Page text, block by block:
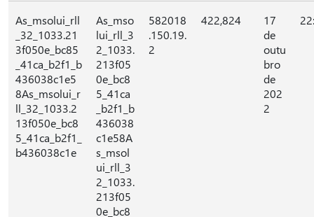
As_msolui_rll
_32_1033.21
3f050e_bc85
_41ca_b2f1_b
436038c1e5
8As_msolui_r
ll_32_1033.2
13f050e_bc8
5_41ca_b2f1_
b436038c1e
As_mso
lui_rll_3
2_1033.
213f05
0e_bc8
5_41ca
_b2f1_b
436038
c1e58A
s_msol
ui_rll_3
2_1033.
213f05
0e_bc8
582018
.150.19.
2
422,824
17
de
outu
bro
de
202
2